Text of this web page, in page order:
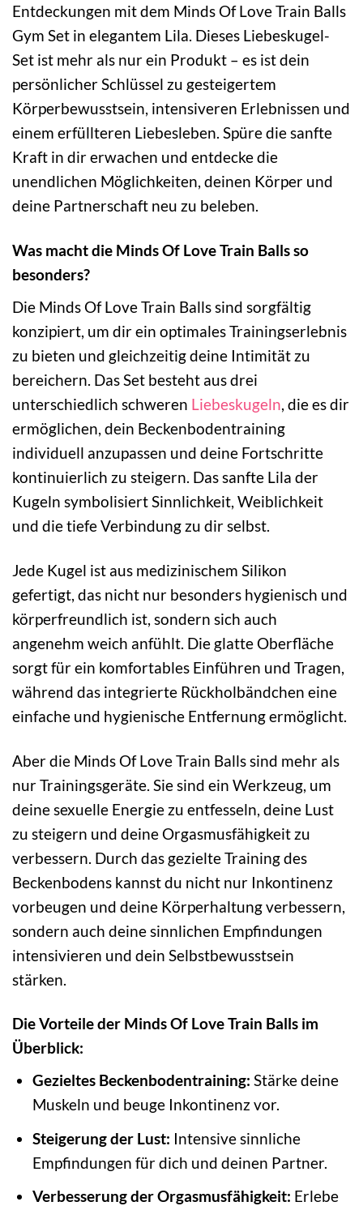
Entdeckungen mit dem Minds Of Love Train Balls
Gym Set in elegantem Lila. Dieses Liebeskugel-
Set ist mehr als nur ein Produkt – es ist dein
persönlicher Schlüssel zu gesteigertem
Körperbewusstsein, intensiveren Erlebnissen und
einem erfüllteren Liebesleben. Spüre die sanfte
Kraft in dir erwachen und entdecke die
unendlichen Möglichkeiten, deinen Körper und
deine Partnerschaft neu zu beleben.
Was macht die Minds Of Love Train Balls so
besonders?
Die Minds Of Love Train Balls sind sorgfältig
konzipiert, um dir ein optimales Trainingserlebnis
zu bieten und gleichzeitig deine Intimität zu
bereichern. Das Set besteht aus drei
unterschiedlich schweren Liebeskugeln, die es dir
ermöglichen, dein Beckenbodentraining
individuell anzupassen und deine Fortschritte
kontinuierlich zu steigern. Das sanfte Lila der
Kugeln symbolisiert Sinnlichkeit, Weiblichkeit
und die tiefe Verbindung zu dir selbst.
Jede Kugel ist aus medizinischem Silikon
gefertigt, das nicht nur besonders hygienisch und
körperfreundlich ist, sondern sich auch
angenehm weich anfühlt. Die glatte Oberfläche
sorgt für ein komfortables Einführen und Tragen,
während das integrierte Rückholbändchen eine
einfache und hygienische Entfernung ermöglicht.
Aber die Minds Of Love Train Balls sind mehr als
nur Trainingsgeräte. Sie sind ein Werkzeug, um
deine sexuelle Energie zu entfesseln, deine Lust
zu steigern und deine Orgasmusfähigkeit zu
verbessern. Durch das gezielte Training des
Beckenbodens kannst du nicht nur Inkontinenz
vorbeugen und deine Körperhaltung verbessern,
sondern auch deine sinnlichen Empfindungen
intensivieren und dein Selbstbewusstsein
stärken.
Die Vorteile der Minds Of Love Train Balls im
Überblick:
Gezieltes Beckenbodentraining: Stärke deine
Muskeln und beuge Inkontinenz vor.
Steigerung der Lust: Intensive sinnliche
Empfindungen für dich und deinen Partner.
Verbesserung der Orgasmusfähigkeit: Erlebe